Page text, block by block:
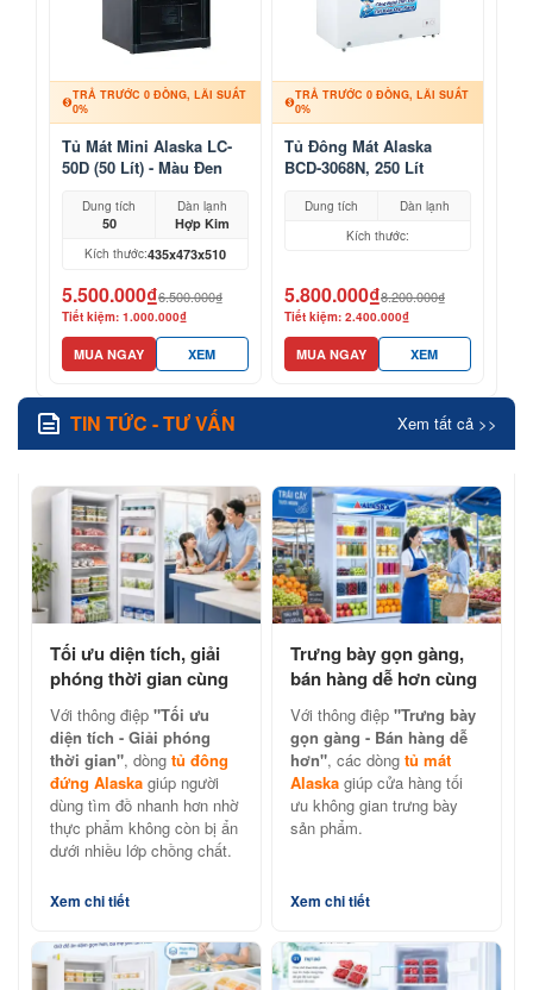
TRẢ TRƯỚC 0 ĐỒNG, LÃI SUẤT
0%
Tủ Mát Mini Alaska LC-
50D (50 Lít) - Màu Đen
Dung tích
50
Dàn lạnh
Hợp Kim
Kích thước:435x473x510
5.500.000₫6.500.000₫
Tiết kiệm: 1.000.000₫
MUA NGAY XEM
TRẢ TRƯỚC 0 ĐỒNG, LÃI SUẤT
0%
Tủ Đông Mát Alaska
BCD-3068N, 250 Lít
Dung tích
Dàn lạnh
Kích thước:
5.800.000₫8.200.000₫
Tiết kiệm: 2.400.000₫
MUA NGAY XEM
TIN TỨC - TƯ VẤN Xem tất cả >>
Tối ưu diện tích, giải
phóng thời gian cùng
tủ đông đứng Alaska
Với thông điệp "Tối ưu
diện tích - Giải phóng
thời gian", dòng tủ đông
đứng Alaska giúp người
dùng tìm đồ nhanh hơn nhờ
thực phẩm không còn bị ẩn
dưới nhiều lớp chồng chất.
Xem chi tiết
Trưng bày gọn gàng,
bán hàng dễ hơn cùng
tủ mát Alaska chính
hãng
Với thông điệp "Trưng bày
gọn gàng - Bán hàng dễ
hơn", các dòng tủ mát
Alaska giúp cửa hàng tối
ưu không gian trưng bày
sản phẩm.
Xem chi tiết